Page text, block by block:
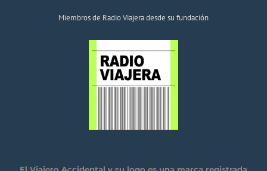
Miembros de Radio Viajera desde su fundación
El Viajero Accidental y su logo es una marca registrada